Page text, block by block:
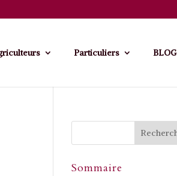
Particuliers BLOG
Sommaire